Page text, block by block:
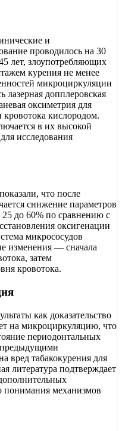
и
проводилось на 30
лет, злоупотребляющих
курения не менее
микроциркуляции
лазерная допплеровская
оксиметрия для
кислородом.
в их высокой
исследования
что после
снижение параметров
25 до 60% по сравнению с
оксигенации
микрососудов
изменения — сначала
затем
кровотока.
как доказательство
на микроциркуляцию, что
периодонтальных
предыдущими
вред табакокурения для
литература подтверждает
понимания механизмов